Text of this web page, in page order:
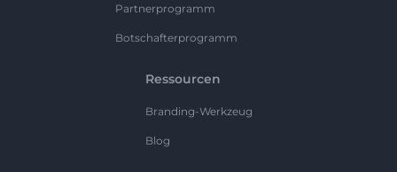
Partnerprogramm
Botschafterprogramm
Ressourcen
Branding-Werkzeug
Blog